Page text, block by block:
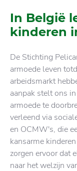
In België
kinderen
De Stichting
armoede leven
arbeidsmarkt
aanpak stelt ons
armoede te
verleend via
en OCMW's, die
kansarme
zorgen ervoor dat
naar het welzijn